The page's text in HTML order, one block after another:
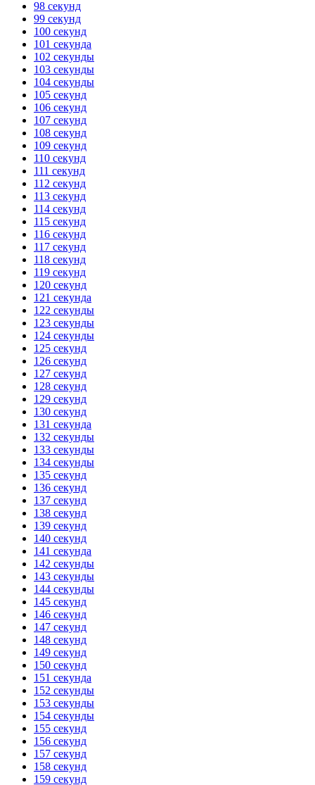
98 секунд
99 секунд
100 секунд
101 секунда
102 секунды
103 секунды
104 секунды
105 секунд
106 секунд
107 секунд
108 секунд
109 секунд
110 секунд
111 секунд
112 секунд
113 секунд
114 секунд
115 секунд
116 секунд
117 секунд
118 секунд
119 секунд
120 секунд
121 секунда
122 секунды
123 секунды
124 секунды
125 секунд
126 секунд
127 секунд
128 секунд
129 секунд
130 секунд
131 секунда
132 секунды
133 секунды
134 секунды
135 секунд
136 секунд
137 секунд
138 секунд
139 секунд
140 секунд
141 секунда
142 секунды
143 секунды
144 секунды
145 секунд
146 секунд
147 секунд
148 секунд
149 секунд
150 секунд
151 секунда
152 секунды
153 секунды
154 секунды
155 секунд
156 секунд
157 секунд
158 секунд
159 секунд